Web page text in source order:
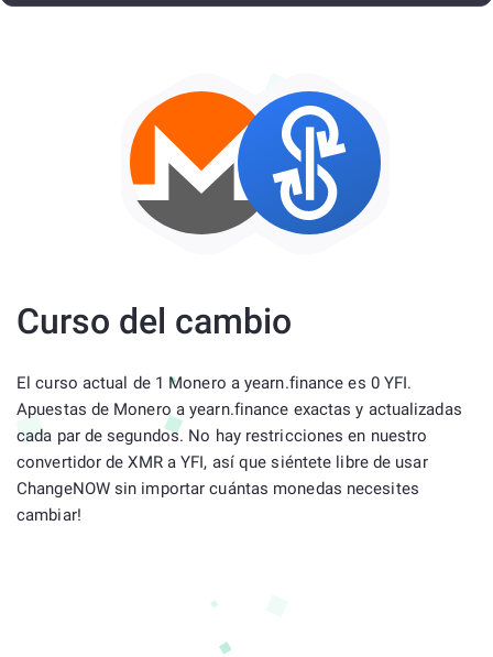
Curso del cambio
El curso actual de 1 Monero a yearn.finance es 0 YFI.
Apuestas de Monero a yearn.finance exactas y actualizadas
cada par de segundos. No hay restricciones en nuestro
convertidor de XMR a YFI, así que siéntete libre de usar
ChangeNOW sin importar cuántas monedas necesites
cambiar!